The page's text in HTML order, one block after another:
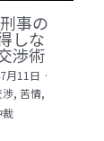
事の
しな
渉術
月11日 ·
渉, 苦情,
裁